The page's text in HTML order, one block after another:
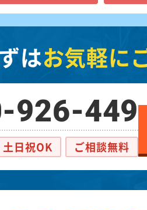
はお気軽に
926-449
土日祝OK ご相談無料